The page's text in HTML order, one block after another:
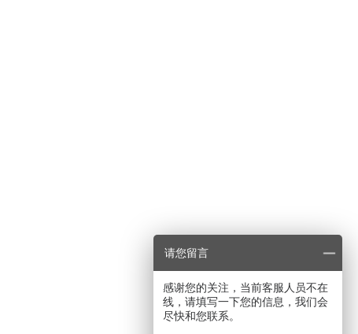
请您留言
感谢您的关注，当前客服人员不在
线，请填写一下您的信息，我们会
尽快和您联系。